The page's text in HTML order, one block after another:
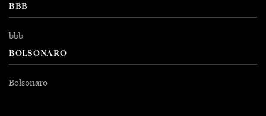
BBB
bbb
BOLSONARO
Bolsonaro